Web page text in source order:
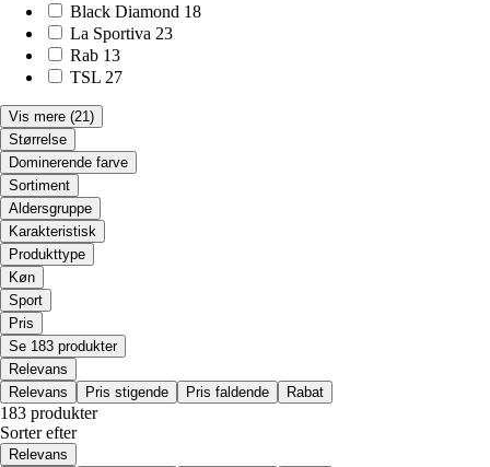
Black Diamond 18
La Sportiva 23
Rab 13
TSL 27
Vis mere (21)
Størrelse
Dominerende farve
Sortiment
Aldersgruppe
Karakteristisk
Produkttype
Køn
Sport
Pris
Se 183 produkter
Relevans
Relevans
Pris stigende Pris faldende Rabat
183 produkter
Sorter efter
Relevans